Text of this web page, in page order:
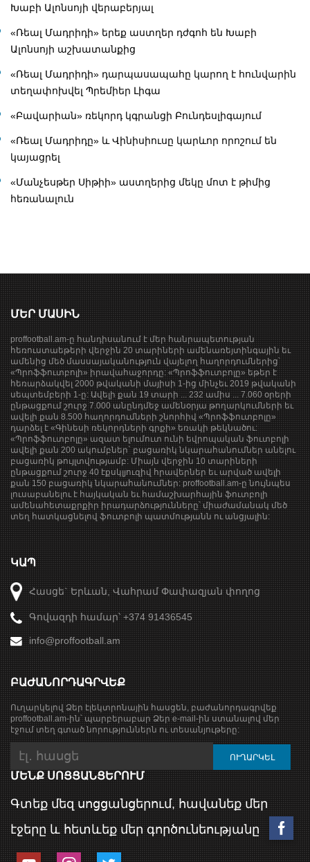
Խաբի Ալոնսոյի վերաբերյալ
«Ռեալ Մադրիդի» երեք աստղեր դժգոհ են Խաբի
Ալոնսոյի աշխատանքից
«Ռեալ Մադրիդի» դարպասապահը կարող է հունվարին
տեղափոխվել Պրեմիեր Լիգա
«Բավարիան» ռեկորդ կգրանցի Բունդեսլիգայում
«Ռեալ Մադրիդը» և Վինիսիուսը կարևոր որոշում են
կայացրել
«Մանչեսթեր Սիթիի» աստղերից մեկը մոտ է թիմից
հեռանալուն
ՄԵՐ ՄԱՍԻՆ
proffootball.am-ը հանդիսանում է մեր հանրապետության
հեռուստաեթերի վերջին 20 տարիների ամենառեյտինգային եւ
ամենից մեծ մասսայականություն վայելող հաղորդումներից՝
«Պրոֆֆուտբոլի» իրավահաջորդը: «Պրոֆֆուտբոլը» եթեր է
հեռարձակվել 2000 թվականի մայիսի 1-ից մինչեւ 2019 թվականի
սեպտեմբերի 1-ը: Ավելի քան 19 տարի ... 232 ամիս ... 7.060 օրերի
ընթացքում շուրջ 7.000 անընդմեջ ամենօրյա թողարկումների եւ
ավելի քան 8.500 հաղորդումների շնորհիվ «Պրոֆֆուտբոլը»
դարձել է «Գինեսի ռեկորդների գրքի» եռակի թեկնածու:
«Պրոֆֆուտբոլը» ազատ ելումուտ ունի եվրոպական ֆուտբոլի
ավելի քան 200 ակումբներ` բացառիկ նկարահանումներ անելու
բացառիկ թույլտվությամբ: Միայն վերջին 10 տարիների
ընթացքում շուրջ 40 էքսկլյուզիվ հրավերներ եւ արված ավելի
քան 150 բացառիկ նկարահանումներ: proffootball.am-ը նույնպես
լուսաբանելու է հայկական եւ համաշխարհային ֆուտբոլի
ամենահետաքրքիր իրադարձությունները՝ միաժամանակ մեծ
տեղ հատկացնելով ֆուտբոլի պատմությանն ու անցյալին:
ԿԱՊ
Հասցե` Երևան, Վահրամ Փափազյան փողոց
Գովազդի համար՝ +374 91436545
info@proffootball.am
ԲԱԺԱՆՈՐԴԱԳՐՎԵՔ
Ուղարկելով Ձեր էլեկտրոնային հասցեն, բաժանորդագրվեք
proffootball.am-ին՝ պարբերաբար Ձեր e-mail-ին ստանալով մեր
էջում տեղ գտած նորություններն ու տեսանյութերը:
ՄԵՆՔ ՍՈՑՑԱՆՑԵՐՈՒՄ
Գտեք մեզ սոցցանցերում, հավանեք մեր
էջերը և հետևեք մեր գործունեությանը